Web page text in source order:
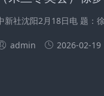
新社沈阳2月18日电 题：
admin 2026-02-19